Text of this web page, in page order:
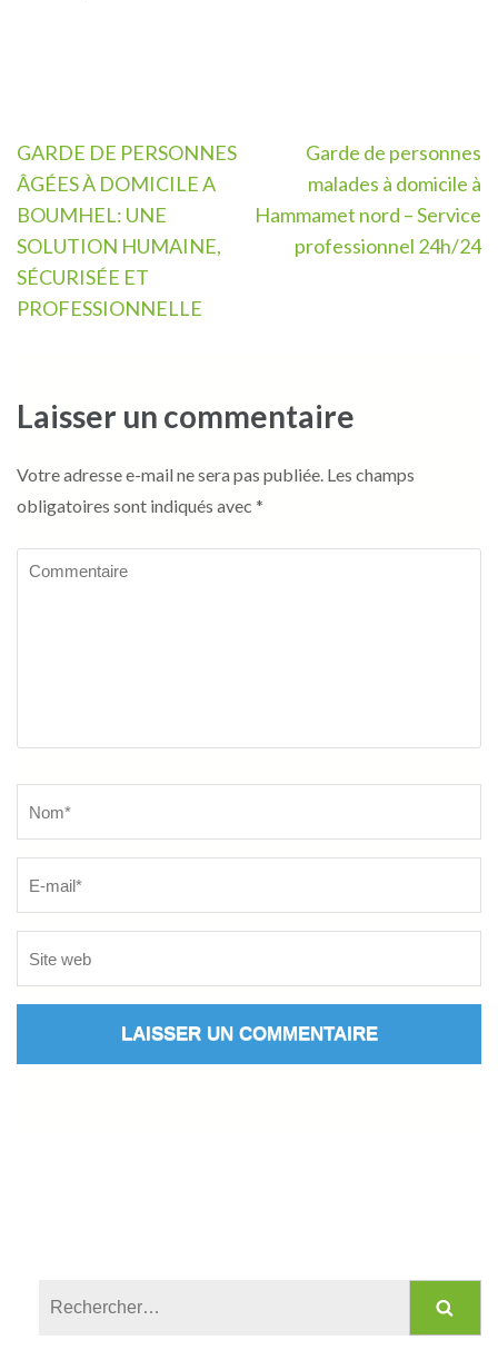
Navigation
de
l’article
GARDE DE PERSONNES
ÂGÉES À DOMICILE A
BOUMHEL: UNE
SOLUTION HUMAINE,
SÉCURISÉE ET
PROFESSIONNELLE
Garde de personnes
malades à domicile à
Hammamet nord – Service
professionnel 24h/24
Laisser un commentaire
Votre adresse e-mail ne sera pas publiée. Les champs
obligatoires sont indiqués avec *
Commentaire